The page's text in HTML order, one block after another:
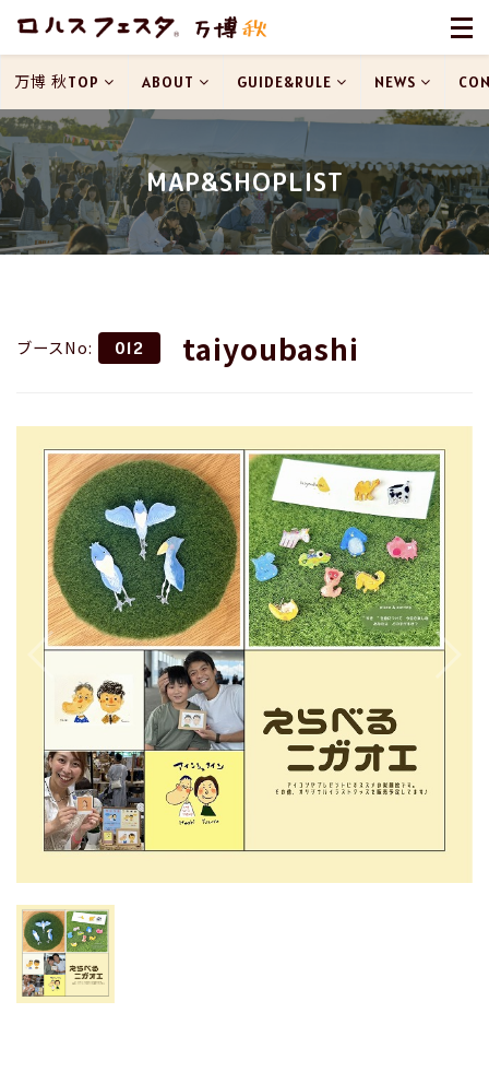
MAP&SHOPLIST
万博 秋TOP ABOUT GUIDE&RULE NEWS
ブースNo: 012 taiyoubashi